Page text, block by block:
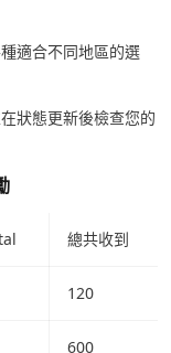
適合不同地區的選
狀態更新後檢查您的
總共收到
120
600